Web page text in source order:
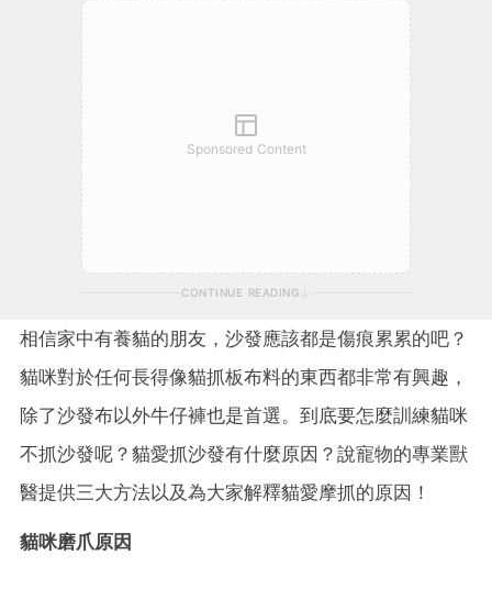
Sponsored Content
CONTINUE READING
相信家中有養貓的朋友，沙發應該都是傷痕累累的吧？
貓咪對於任何長得像貓抓板布料的東西都非常有興趣，
除了沙發布以外牛仔褲也是首選。到底要怎麼訓練貓咪
不抓沙發呢？貓愛抓沙發有什麼原因？說寵物的專業獸
醫提供三大方法以及為大家解釋貓愛摩抓的原因！
貓咪磨爪原因